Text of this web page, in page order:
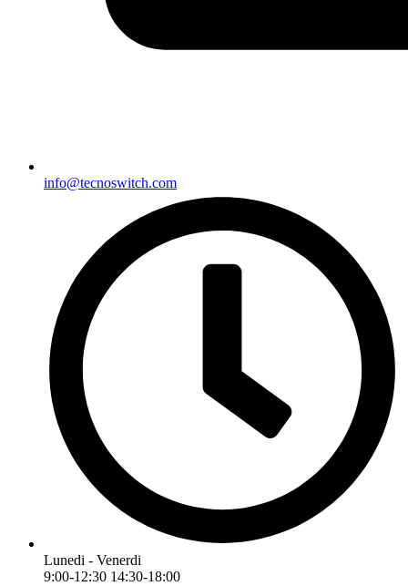
info@tecnoswitch.com
Lunedi - Venerdi
9:00-12:30 14:30-18:00